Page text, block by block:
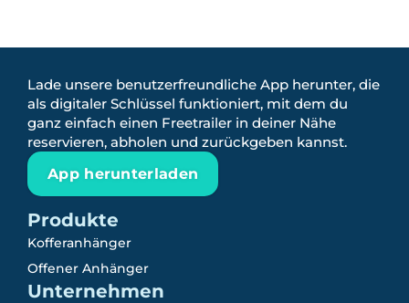
Lade unsere benutzerfreundliche App herunter, die
als digitaler Schlüssel funktioniert, mit dem du
ganz einfach einen Freetrailer in deiner Nähe
reservieren, abholen und zurückgeben kannst.
App herunterladen
Produkte
Kofferanhänger
Offener Anhänger
Unternehmen